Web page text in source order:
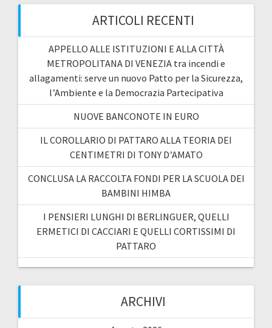
ARTICOLI RECENTI
APPELLO ALLE ISTITUZIONI E ALLA CITTÀ
METROPOLITANA DI VENEZIA tra incendi e
allagamenti: serve un nuovo Patto per la Sicurezza,
l’Ambiente e la Democrazia Partecipativa
NUOVE BANCONOTE IN EURO
IL COROLLARIO DI PATTARO ALLA TEORIA DEI
CENTIMETRI DI TONY D’AMATO
CONCLUSA LA RACCOLTA FONDI PER LA SCUOLA DEI
BAMBINI HIMBA
I PENSIERI LUNGHI DI BERLINGUER, QUELLI
ERMETICI DI CACCIARI E QUELLI CORTISSIMI DI
PATTARO
ARCHIVI